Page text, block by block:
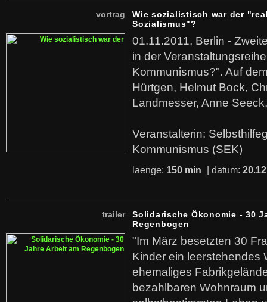
vortrag
Wie sozialistisch war der
Sozialismus"?
01.11.2011, Berlin -
in der
Kommunismus?". Auf
Hürtgen, Helmut Bock,
Landmesser, Anne
Veranstalterin:
Kommunismus (SEK)
laenge: 150 min | datum:
trailer
Solidarische Ökonomie - 30
Regenbogen
"Im März besetzten 30
Kinder ein leerstehendes
ehemaliges
bezahlbaren Wohnraum